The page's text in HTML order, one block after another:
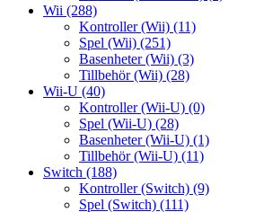
Wii (288)
Kontroller (Wii) (11)
Spel (Wii) (251)
Basenheter (Wii) (3)
Tillbehör (Wii) (28)
Wii-U (40)
Kontroller (Wii-U) (0)
Spel (Wii-U) (28)
Basenheter (Wii-U) (1)
Tillbehör (Wii-U) (11)
Switch (188)
Kontroller (Switch) (9)
Spel (Switch) (111)